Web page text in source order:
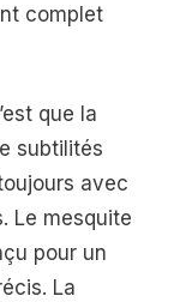
complet
que la
subtilités
avec
Le mesquite
pour un
La